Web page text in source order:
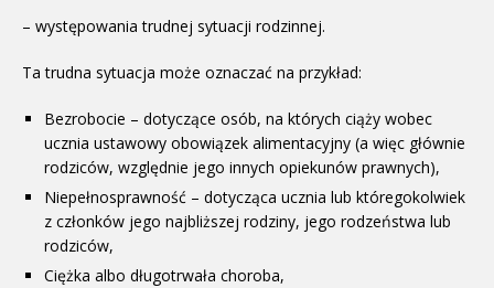
– występowania trudnej sytuacji rodzinnej.
Ta trudna sytuacja może oznaczać na przykład:
Bezrobocie – dotyczące osób, na których ciąży wobec
ucznia ustawowy obowiązek alimentacyjny (a więc głównie
rodziców, względnie jego innych opiekunów prawnych),
Niepełnosprawność – dotycząca ucznia lub któregokolwiek
z członków jego najbliższej rodziny, jego rodzeństwa lub
rodziców,
Ciężka albo długotrwała choroba,